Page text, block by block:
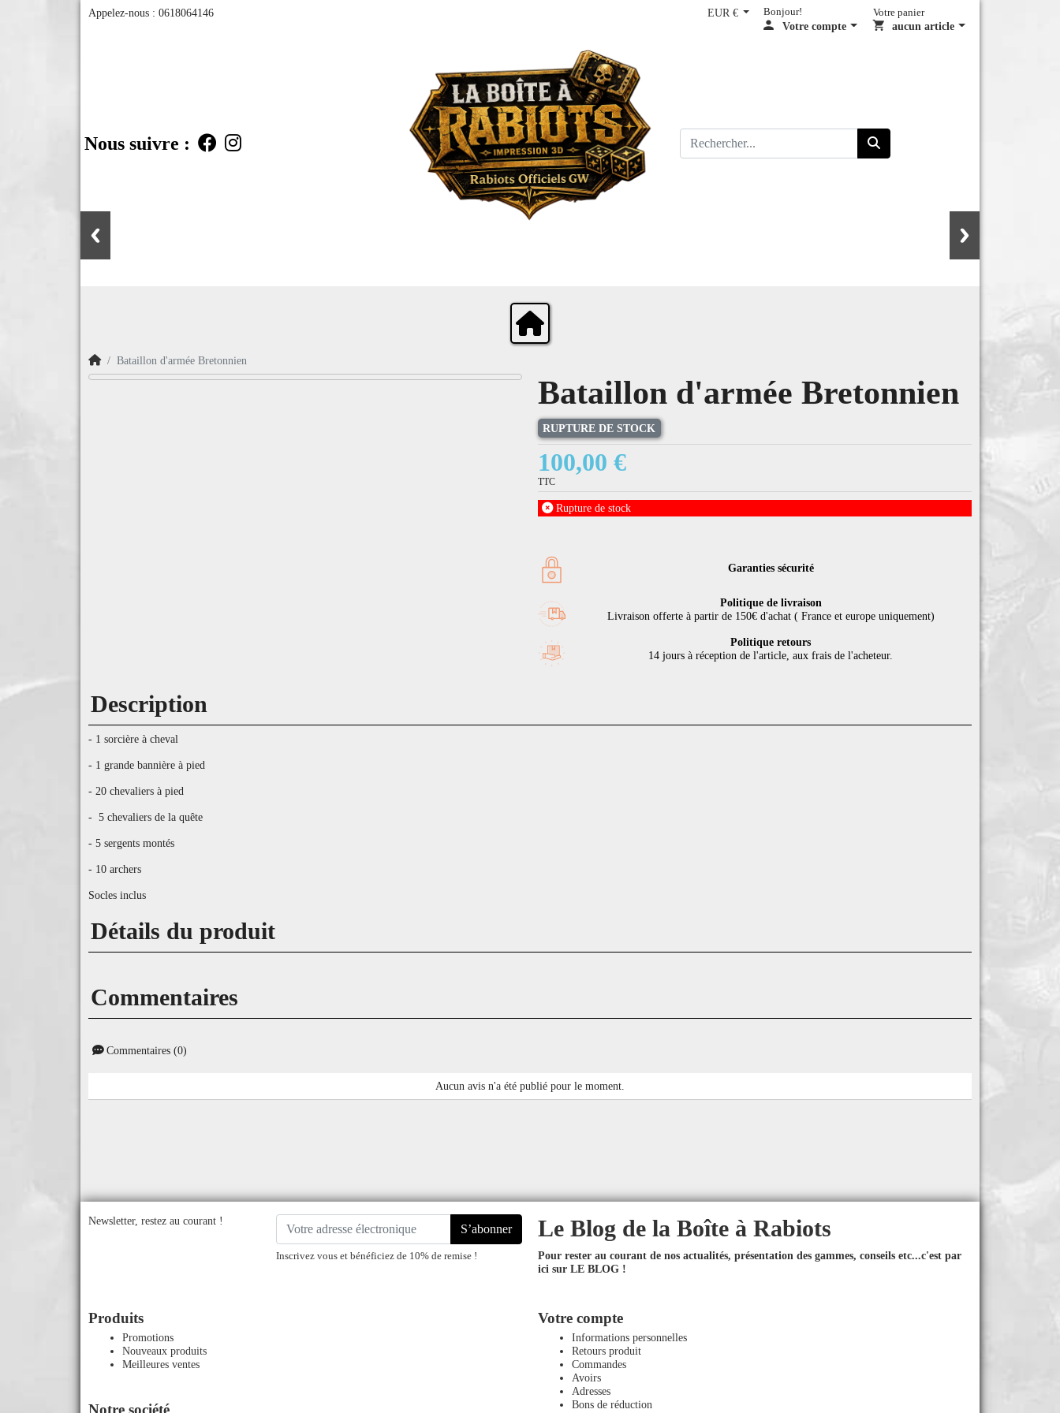
Appelez-nous : 0618064146 EUR € Bonjour!
Votre compte
Votre panier
aucun article
Nous suivre :
AccueilBataillon d'armée Bretonnien
Bataillon d'armée Bretonnien
RUPTURE DE STOCK
100,00 €
TTC
Rupture de stock
Garanties sécurité
Politique de livraison
Livraison offerte à partir de 150€ d'achat ( France et europe uniquement)
Politique retours
14 jours à réception de l'article, aux frais de l'acheteur.
Description
- 1 sorcière à cheval
- 1 grande bannière à pied
- 20 chevaliers à pied
- 5 chevaliers de la quête
- 5 sergents montés
- 10 archers
Socles inclus
Détails du produit
Commentaires
Commentaires (0)
Aucun avis n'a été publié pour le moment.
Newsletter, restez au courant !
S’abonner
Inscrivez vous et bénéficiez de 10% de remise !
Le Blog de la Boîte à Rabiots
Pour rester au courant de nos actualités, présentation des gammes, conseils etc...c'est par
ici sur LE BLOG !
Produits
Promotions
Nouveaux produits
Meilleures ventes
Votre compte
Informations personnelles
Retours produit
Commandes
Avoirs
Adresses
Bons de réduction